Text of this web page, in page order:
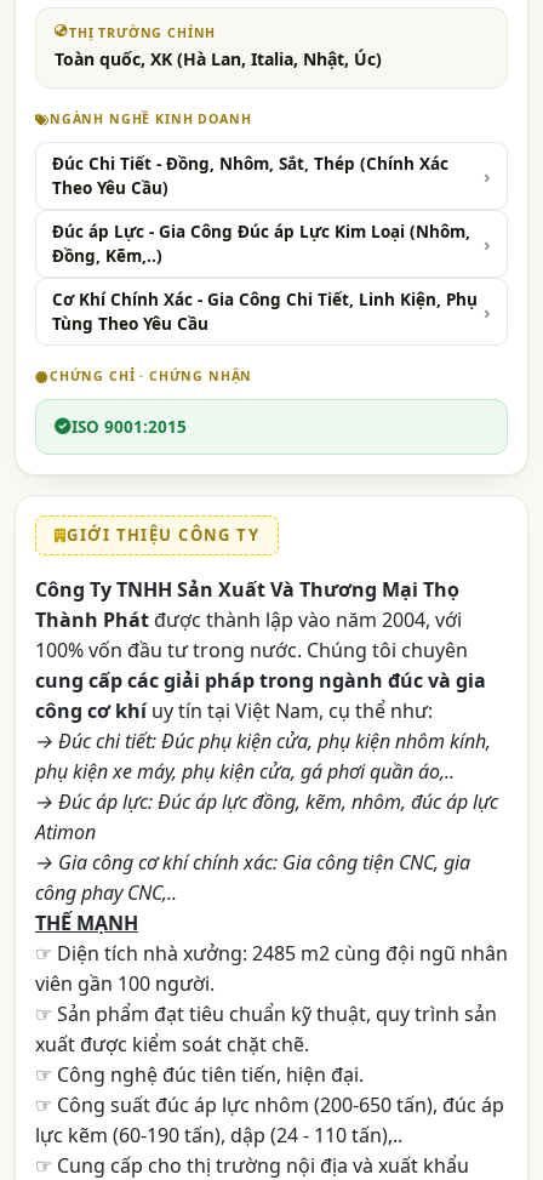
THỊ TRƯỜNG CHÍNH
Toàn quốc, XK (Hà Lan, Italia, Nhật, Úc)
NGÀNH NGHỀ KINH DOANH
Đúc Chi Tiết - Đồng, Nhôm, Sắt, Thép (Chính Xác
Theo Yêu Cầu)
Đúc áp Lực - Gia Công Đúc áp Lực Kim Loại (Nhôm,
Đồng, Kẽm,..)
Cơ Khí Chính Xác - Gia Công Chi Tiết, Linh Kiện, Phụ
Tùng Theo Yêu Cầu
CHỨNG CHỈ · CHỨNG NHẬN
ISO 9001:2015
GIỚI THIỆU CÔNG TY
Công Ty TNHH Sản Xuất Và Thương Mại Thọ
Thành Phátđược thành lập vào năm 2004, với
100% vốn đầu tư trong nước. Chúng tôi chuyên
cung cấp các giải pháp trong ngành đúc và gia
công cơ khíuy tín tại Việt Nam, cụ thể như:
→ Đúc chi tiết: Đúc phụ kiện cửa, phụ kiện nhôm kính,
phụ kiện xe máy, phụ kiện cửa, gá phơi quần áo,..
→ Đúc áp lực: Đúc áp lực đồng, kẽm, nhôm, đúc áp lực
Atimon
→ Gia công cơ khí chính xác: Gia công tiện CNC, gia
công phay CNC,..
THẾ MẠNH
☞ Diện tích nhà xưởng: 2485 m2 cùng đội ngũ nhân
viên gần 100 người.
☞ Sản phẩm đạt tiêu chuẩn kỹ thuật, quy trình sản
xuất được kiểm soát chặt chẽ.
☞ Công nghệ đúc tiên tiến, hiện đại.
☞ Công suất đúc áp lực nhôm (200-650 tấn), đúc áp
lực kẽm (60-190 tấn), dập (24 - 110 tấn),..
☞ Cung cấp cho thị trường nội địa và xuất khẩu